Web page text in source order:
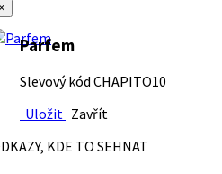
Parfem
Slevový kód CHAPITO10
Uložit Zavřít
KDE TO SEHNAT